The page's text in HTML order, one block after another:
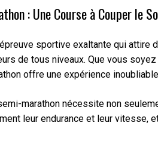
: Une Course à Couper le
sportive exaltante qui attire
de tous niveaux. Que vous
offre une expérience
marathon nécessite non
leur endurance et leur vitesse,